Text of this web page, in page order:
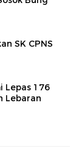
SK CPNS
Lepas 176
Lebaran